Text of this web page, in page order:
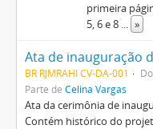
primeira
5, 6 e 8 ... »
BR RJMRAHI CV-DA-001
Parte de Celina Vargas
Ata da cerimônia de
Contém histórico do